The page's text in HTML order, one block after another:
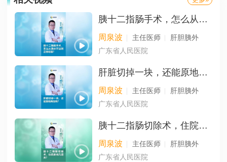
胰十二指肠手术，怎么从滴水不沾到正常吃饭？
周泉波 主任医师
肝胆胰外
广东省人民医院
肝脏切掉一块，还能原地再生吗？
周泉波 主任医师
肝胆胰外
广东省人民医院
胰十二指肠切除术，住院要闯几道关？
周泉波 主任医师
肝胆胰外
广东省人民医院